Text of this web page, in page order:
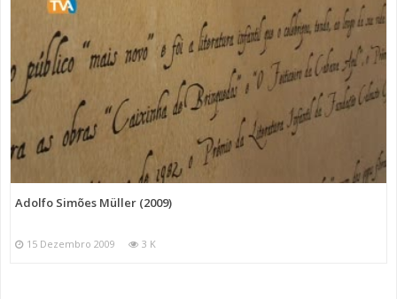
Adolfo Simões Müller (2009)
15 Dezembro 2009 3 K